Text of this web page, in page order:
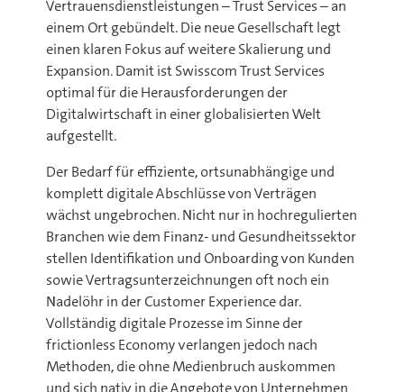
Vertrauensdienstleistungen – Trust Services – an
einem Ort gebündelt. Die neue Gesellschaft legt
einen klaren Fokus auf weitere Skalierung und
Expansion. Damit ist Swisscom Trust Services
optimal für die Herausforderungen der
Digitalwirtschaft in einer globalisierten Welt
aufgestellt.
Der Bedarf für effiziente, ortsunabhängige und
komplett digitale Abschlüsse von Verträgen
wächst ungebrochen. Nicht nur in hochregulierten
Branchen wie dem Finanz- und Gesundheitssektor
stellen Identifikation und Onboarding von Kunden
sowie Vertragsunterzeichnungen oft noch ein
Nadelöhr in der Customer Experience dar.
Vollständig digitale Prozesse im Sinne der
frictionless Economy verlangen jedoch nach
Methoden, die ohne Medienbruch auskommen
und sich nativ in die Angebote von Unternehmen